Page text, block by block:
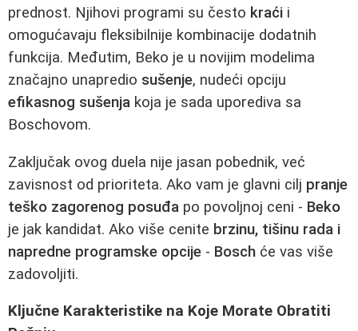
prednost. Njihovi programi su često kraći i
omogućavaju fleksibilnije kombinacije dodatnih
funkcija. Međutim, Beko je u novijim modelima
značajno unapredio sušenje, nudeći opciju
efikasnog sušenja koja je sada uporediva sa
Boschovom.
Zaključak ovog duela nije jasan pobednik, već
zavisnost od prioriteta. Ako vam je glavni cilj pranje
teško zagorenog posuđa po povoljnoj ceni - Beko
je jak kandidat. Ako više cenite brzinu, tišinu rada i
napredne programske opcije - Bosch će vas više
zadovoljiti.
Ključne Karakteristike na Koje Morate Obratiti